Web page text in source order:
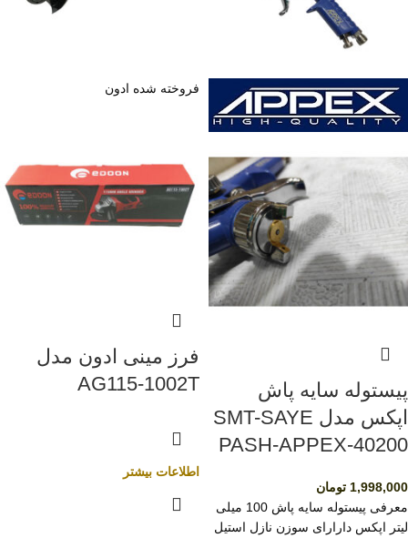
پیستوله سایه پاش
اپکس مدل SMT-SAYE
PASH-APPEX-40200
1,998,000 تومان
معرفی پیستوله سایه پاش 100 میلی
لیتر اپکس دارارای سوزن نازل استیل
فروخته شده ادون
فرز مینی ادون مدل
AG115-1002T
اطلاعات بیشتر